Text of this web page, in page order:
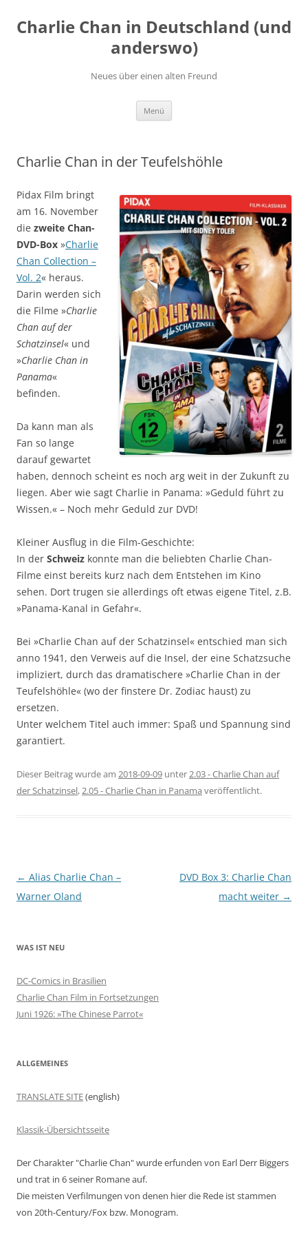
springen
Charlie Chan in Deutschland (und
anderswo)
Neues über einen alten Freund
Menü
Charlie Chan in der Teufelshöhle
Pidax Film bringt
am 16. November
die zweite Chan-
DVD-Box »Charlie
Chan Collection –
Vol. 2« heraus.
Darin werden sich
die Filme »Charlie
Chan auf der
Schatzinsel« und
»Charlie Chan in
Panama«
befinden.
Da kann man als
Fan so lange
darauf gewartet
haben, dennoch scheint es noch arg weit in der Zukunft zu
liegen. Aber wie sagt Charlie in Panama: »Geduld führt zu
Wissen.« – Noch mehr Geduld zur DVD!
Kleiner Ausflug in die Film-Geschichte:
In der Schweiz konnte man die beliebten Charlie Chan-
Filme einst bereits kurz nach dem Entstehen im Kino
sehen. Dort trugen sie allerdings oft etwas eigene Titel, z.B.
»Panama-Kanal in Gefahr«.
Bei »Charlie Chan auf der Schatzinsel« entschied man sich
anno 1941, den Verweis auf die Insel, der eine Schatzsuche
impliziert, durch das dramatischere »Charlie Chan in der
Teufelshöhle« (wo der finstere Dr. Zodiac haust) zu
ersetzen.
Unter welchem Titel auch immer: Spaß und Spannung sind
garantiert.
Dieser Beitrag wurde am 2018-09-09 unter2.03 - Charlie Chan auf
der Schatzinsel,2.05 - Charlie Chan in Panama veröffentlicht.
Beitragsnavigation
← Alias Charlie Chan –
Warner Oland
DVD Box 3: Charlie Chan
macht weiter →
WAS IST NEU
DC-Comics in Brasilien
Charlie Chan Film in Fortsetzungen
Juni 1926: »The Chinese Parrot«
ALLGEMEINES
TRANSLATE SITE(english)
Klassik-Übersichtsseite
Der Charakter "Charlie Chan" wurde erfunden von Earl Derr Biggers
und trat in 6 seiner Romane auf.
Die meisten Verfilmungen von denen hier die Rede ist stammen
von 20th-Century/Fox bzw. Monogram.